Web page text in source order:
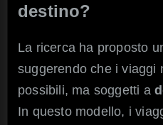
destino?
La ricerca ha proposto
suggerendo che i viaggi
possibili, ma soggetti a
In questo modello, i